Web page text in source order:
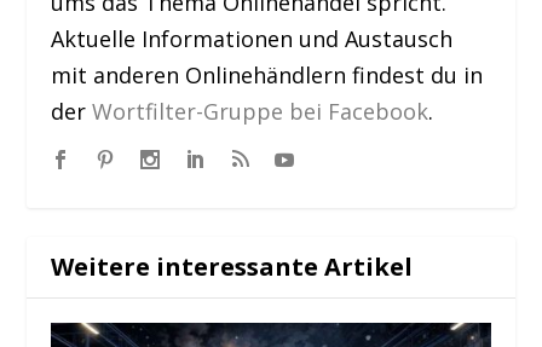
Aktuelle Informationen und Austausch
mit anderen Onlinehändlern findest du in
derWortfilter-Gruppe bei Facebook.
Weitere interessante Artikel